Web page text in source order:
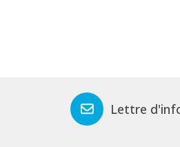
Lettre